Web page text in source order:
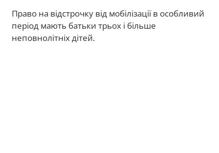
Право на відстрочку від мобілізації в особливий
період мають батьки трьох і більше
неповнолітніх дітей.